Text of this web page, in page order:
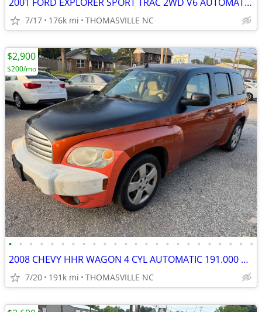
7/17 176k mi THOMASVILLE NC
• • • • • • • • • • • • • • • • • • • • • • • •
2008 CHEVY HHR WAGON 4 CYL AUTOMATIC 191.000 MILES
7/20 191k mi THOMASVILLE NC
$2,900
$200/mo